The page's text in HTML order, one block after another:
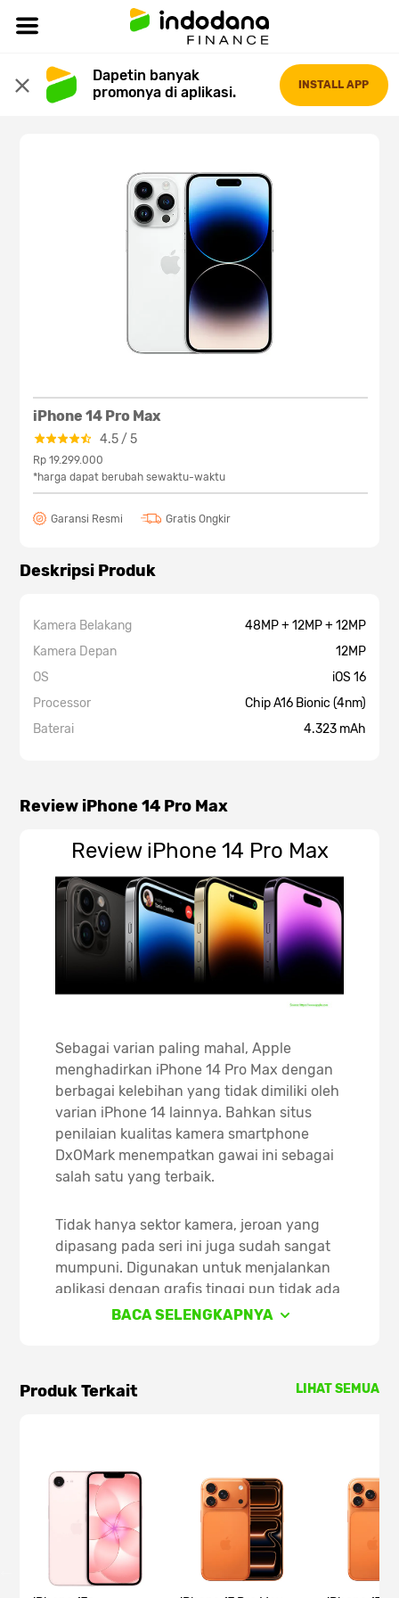
Dapetin banyak
promonya di aplikasi.
INSTALL APP
iPhone 14 Pro Max
4.5/5
Rp 19.299.000
*harga dapat berubah sewaktu-waktu
Garansi Resmi Gratis Ongkir
Deskripsi Produk
Kamera Belakang
48MP + 12MP + 12MP
Kamera Depan
12MP
OS
iOS 16
Processor
Chip A16 Bionic (4nm)
Baterai
4.323 mAh
Review iPhone 14 Pro Max
Review iPhone 14 Pro Max
Sebagai varian paling mahal, Apple
menghadirkan iPhone 14 Pro Max dengan
berbagai kelebihan yang tidak dimiliki oleh
varian iPhone 14 lainnya. Bahkan situs
penilaian kualitas kamera smartphone
DxOMark menempatkan gawai ini sebagai
salah satu yang terbaik.
Tidak hanya sektor kamera, jeroan yang
dipasang pada seri ini juga sudah sangat
mumpuni. Digunakan untuk menjalankan
aplikasi dengan grafis tinggi pun tidak ada
kendala. Semua berjalan mulus.
memuaskan untuk dilihat. Tetapi, apakah
membantumu mendapat gambaran.
Warna iPhone 14 Pro Max
BACA SELENGKAPNYA
Produk Terkait LIHAT SEMUA